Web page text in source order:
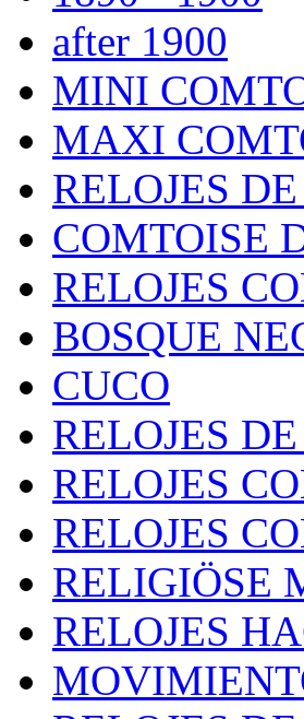
after 1900
MINI
MAXI
RELOJES
COMTOISE
RELOJES
BOSQUE
CUCO
RELOJES
RELOJES
RELOJES
RELIGIÖSE
RELOJES